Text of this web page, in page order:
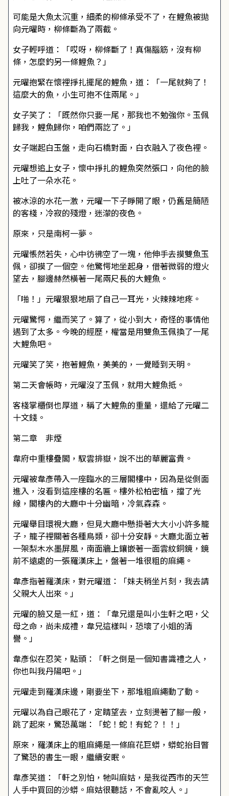
可能是大魚太沉重，細柔的柳條承受不了，在鯉魚被拋
向元曜時，柳條斷為了兩截。
女子輕呼道：「哎呀，柳條斷了！真傷腦筋，沒有柳
條，怎麼釣另一條鯉魚？」
元曜抱緊在懷裡掙扎擺尾的鯉魚，道：「一尾就夠了！
這麼大的魚，小生可抱不住兩尾。」
女子笑了：「既然你只要一尾，那我也不勉強你。玉佩
歸我，鯉魚歸你，咱們兩訖了。」
女子端起白玉盤，走向石橋對面，白衣融入了夜色裡。
元曜想追上女子，懷中掙扎的鯉魚突然張口，向他的臉
上吐了一朵水花。
被冰涼的水花一激，元曜一下子睜開了眼，仍舊是簡陋
的客棧，冷寂的殘燈，迷濛的夜色。
原來，只是南柯一夢。
元曜悵然若失，心中彷彿空了一塊，他伸手去摸雙魚玉
佩，卻摸了一個空。他驚愕地坐起身，借著微弱的燈火
望去，腳邊赫然橫著一尾兩尺長的大鯉魚。
「啪！」元曜狠狠地扇了自己一耳光，火辣辣地疼。
元曜驚愕，繼而笑了。算了，從小到大，奇怪的事情他
遇到了太多。今晚的經歷，權當是用雙魚玉佩換了一尾
大鯉魚吧。
元曜笑了笑，抱著鯉魚，美美的，一覺睡到天明。
第二天會帳時，元曜沒了玉佩，就用大鯉魚抵。
客棧掌櫃倒也厚道，稱了大鯉魚的重量，還給了元曜二
十文錢。
第二章 非煙
韋府中重樓疊閣，馭雲排嶽，說不出的華麗富貴。
元曜被韋彥帶入一座臨水的三層閣樓中，因為是從側面
進入，沒看到這座樓的名匾。樓外松柏密植，擋了光
線，閣樓內的大廳中十分幽暗，冷氣森森。
元曜舉目環視大廳，但見大廳中懸掛著大大小小許多籠
子，籠子裡關著各種鳥類，卻十分安靜。大廳北面立著
一架梨木水墨屏風，南面牆上鑲嵌著一面雲紋銅鏡，鏡
前不遠處的一張羅漢床上，盤著一堆很粗的麻繩。
韋彥指著羅漢床，對元曜道：「妹夫稍坐片刻，我去請
父親大人出來。」
元曜的臉又是一紅，道：「韋兄還是叫小生軒之吧，父
母之命，尚未成禮，韋兄這樣叫，恐壞了小姐的清
譽。」
韋彥似在忍笑，點頭：「軒之倒是一個知書識禮之人，
你也叫我丹陽吧。」
元曜走到羅漢床邊，剛要坐下，那堆粗麻繩動了動。
元曜以為自己眼花了，定睛望去，立刻燙著了腳一般，
跳了起來，驚恐萬端：「蛇！蛇！有蛇？！！」
原來，羅漢床上的粗麻繩是一條麻花巨蟒，蟒蛇抬目瞥
了驚恐的書生一眼，繼續安眠。
韋彥笑道：「軒之別怕，牠叫麻姑，是我從西市的天竺
人手中買回的沙蟒。麻姑很聽話，不會亂咬人。」